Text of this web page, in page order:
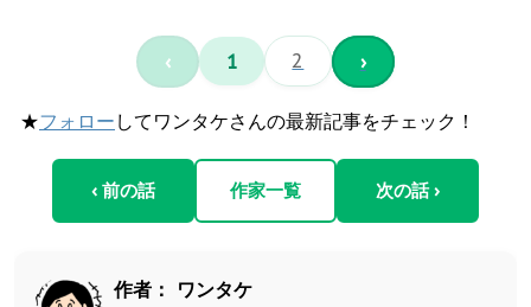
‹ 1 2 ›
★フォロー してワンタケさんの最新記事をチェック！
‹ 前の話 作家一覧 次の話 ›
作者： ワンタケ